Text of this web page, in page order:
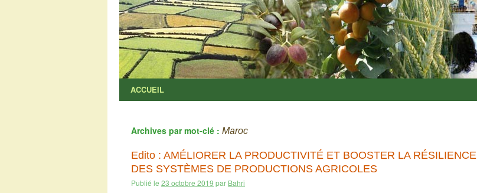
ACCUEIL
Archives par mot-clé : Maroc
Edito : AMÉLIORER LA PRODUCTIVITÉ ET BOOSTER LA RÉSILIENCE
DES SYSTÈMES DE PRODUCTIONS AGRICOLES
Publié le 23 octobre 2019 par Bahri